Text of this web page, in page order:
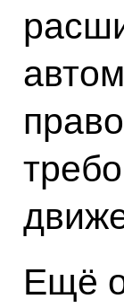
Ещё